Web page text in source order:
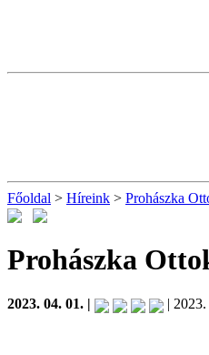
Főoldal > Híreink > Prohászka
Prohászka
2023. 04. 01. | |